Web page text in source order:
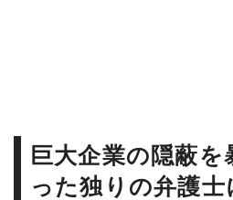
巨大企業の隠蔽
った独りの弁護